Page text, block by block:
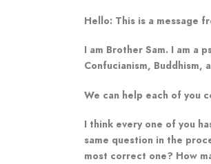
Hello: This is a message
I am Brother Sam. I am a
Confucianism, Buddhism,
We can help each of you
I think every one of you
same question in the
most correct one? How